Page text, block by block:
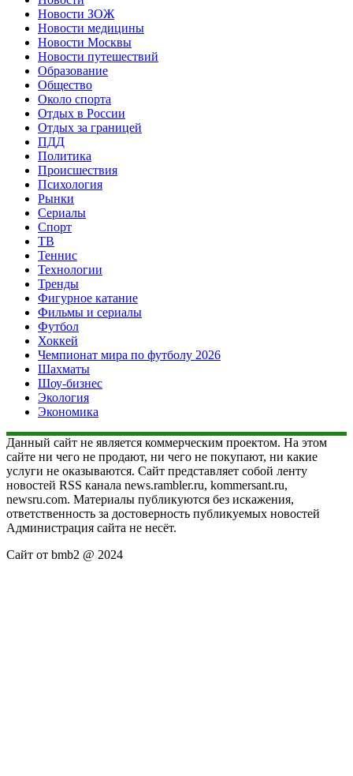
Новости ЗОЖ
Новости медицины
Новости Москвы
Новости путешествий
Образование
Общество
Около спорта
Отдых в России
Отдых за границей
ПДД
Политика
Происшествия
Психология
Рынки
Сериалы
Спорт
ТВ
Теннис
Технологии
Тренды
Фигурное катание
Фильмы и сериалы
Футбол
Хоккей
Чемпионат мира по футболу 2026
Шахматы
Шоу-бизнес
Экология
Экономика
Данный сайт не является коммерческим проектом. На этом
сайте ни чего не продают, ни чего не покупают, ни какие
услуги не оказываются. Сайт представляет собой ленту
новостей RSS канала news.rambler.ru, kommersant.ru,
newsru.com. Материалы публикуются без искажения,
ответственность за достоверность публикуемых новостей
Администрация сайта не несёт.
Сайт от bmb2 @ 2024